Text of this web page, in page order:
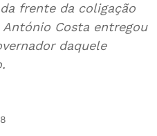
frente da coligação
António Costa entregou
daquele